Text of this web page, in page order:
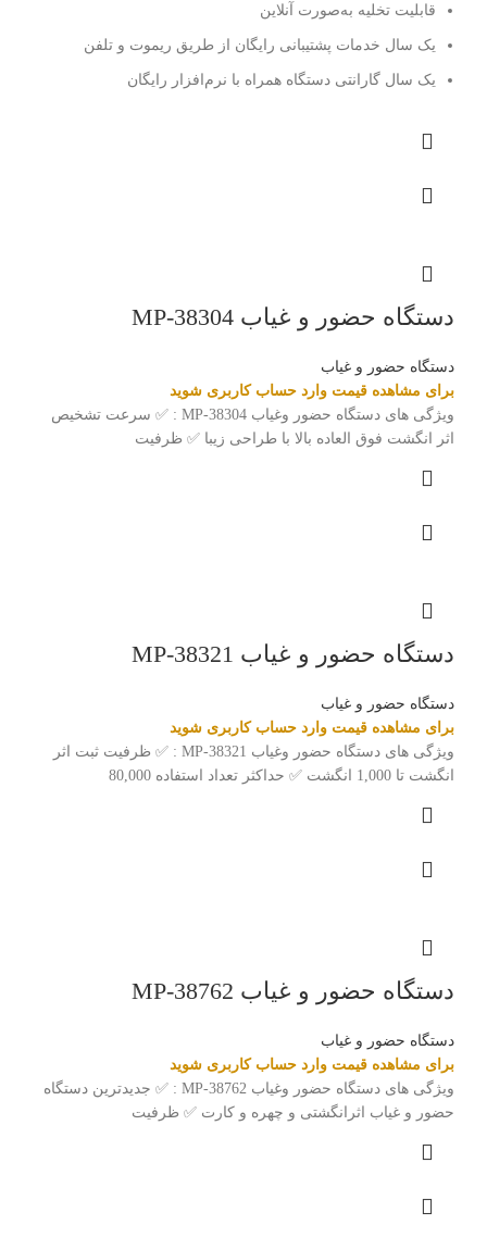
قابلیت تخلیه به‌صورت آنلاین
یک سال خدمات پشتیبانی رایگان از طریق ریموت و تلفن
یک سال گارانتی دستگاه همراه با نرم‌افزار رایگان
دستگاه حضور و غیاب MP-38304
دستگاه حضور و غیاب
برای مشاهده قیمت وارد حساب کاربری شوید
ویژگی های دستگاه حضور وغیاب MP-38304 : ✅ سرعت تشخیص
اثر انگشت فوق العاده بالا با طراحی زیبا ✅ ظرفیت
دستگاه حضور و غیاب MP-38321
دستگاه حضور و غیاب
برای مشاهده قیمت وارد حساب کاربری شوید
ویژگی های دستگاه حضور وغیاب MP-38321 : ✅ ظرفیت ثبت اثر
انگشت تا 1,000 انگشت ✅ حداکثر تعداد استفاده 80,000
دستگاه حضور و غیاب MP-38762
دستگاه حضور و غیاب
برای مشاهده قیمت وارد حساب کاربری شوید
ویژگی های دستگاه حضور وغیاب MP-38762 : ✅ جدیدترین دستگاه
حضور و غیاب اثرانگشتی و چهره و کارت ✅ ظرفیت